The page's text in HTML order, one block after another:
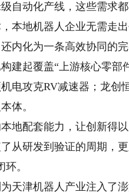
自动化产线，这些需求
地机器人企业无需走出
内化为一条高效协同的完
起覆盖“上游核心零部
电攻克RV减速器；龙创
体。
配套能力，让创新得以
从研发到验证的周期，
。
津机器人产业注入了澎